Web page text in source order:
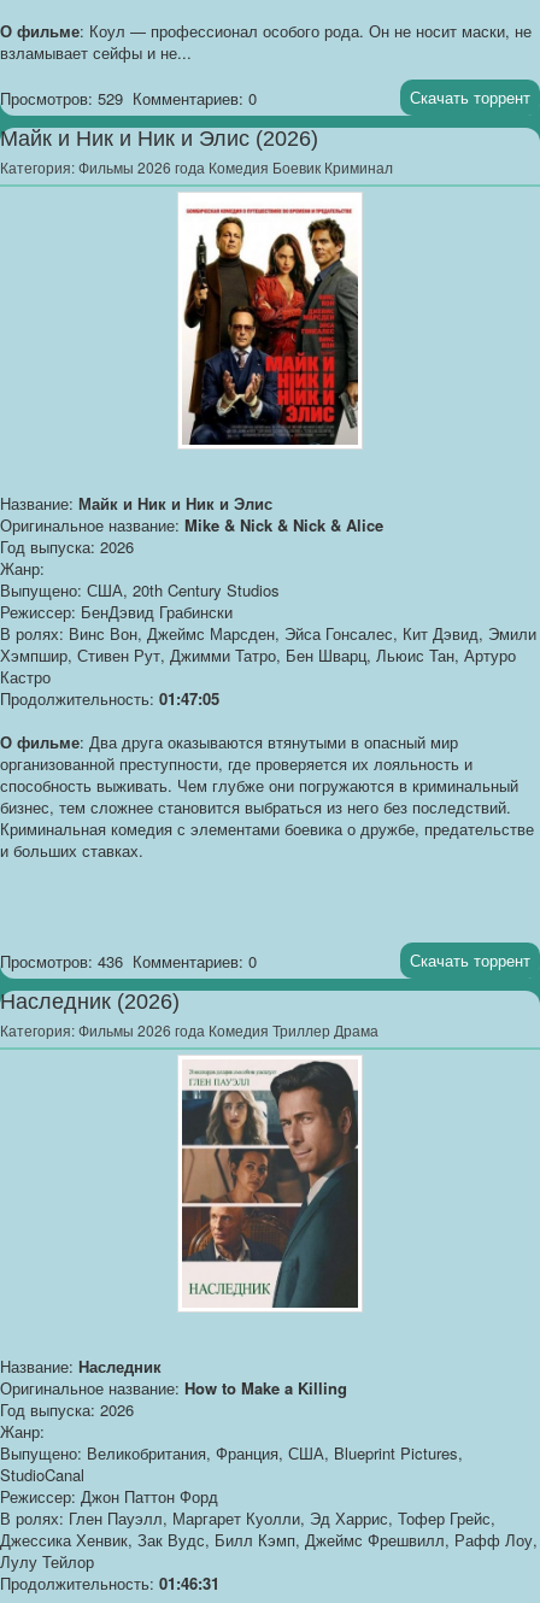
О фильме: Коул — профессионал особого рода. Он не носит маски, не
взламывает сейфы и не...
Просмотров: 529 Комментариев: 0 Скачать торрент
Майк и Ник и Ник и Элис (2026)
Категория:Фильмы 2026 года Комедия Боевик Криминал
Название: Майк и Ник и Ник и Элис
Оригинальное название: Mike & Nick & Nick & Alice
Год выпуска: 2026
Жанр:
Выпущено: США, 20th Century Studios
Режиссер: БенДэвид Грабински
В ролях: Винс Вон, Джеймс Марсден, Эйса Гонсалес, Кит Дэвид, Эмили
Хэмпшир, Стивен Рут, Джимми Татро, Бен Шварц, Льюис Тан, Артуро
Кастро
Продолжительность: 01:47:05
О фильме: Два друга оказываются втянутыми в опасный мир
организованной преступности, где проверяется их лояльность и
способность выживать. Чем глубже они погружаются в криминальный
бизнес, тем сложнее становится выбраться из него без последствий.
Криминальная комедия с элементами боевика о дружбе, предательстве
и больших ставках.
Просмотров: 436 Комментариев: 0 Скачать торрент
Наследник (2026)
Категория:Фильмы 2026 года Комедия Триллер Драма
Название: Наследник
Оригинальное название: How to Make a Killing
Год выпуска: 2026
Жанр:
Выпущено: Великобритания, Франция, США, Blueprint Pictures,
StudioCanal
Режиссер: Джон Паттон Форд
В ролях: Глен Пауэлл, Маргарет Куолли, Эд Харрис, Тофер Грейс,
Джессика Хенвик, Зак Вудс, Билл Кэмп, Джеймс Фрешвилл, Рафф Лоу,
Лулу Тейлор
Продолжительность: 01:46:31